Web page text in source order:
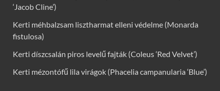
‘Jacob Cline’)
Kerti méhbalzsam lisztharmat elleni védelme (Monarda
fistulosa)
Kerti díszcsalán piros levelű fajták (Coleus ‘Red Velvet’)
Kerti mézontófű lila virágok (Phacelia campanularia ‘Blue’)